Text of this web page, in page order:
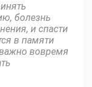
болезнь
и спасти
в памяти
вовремя